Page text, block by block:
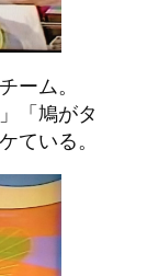
ーム。
「鳩がタ
ている。